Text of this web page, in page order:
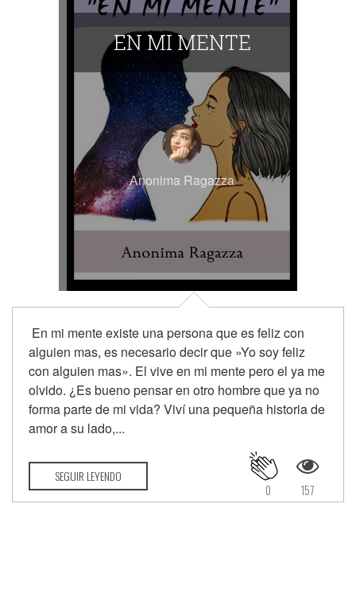
EN MI MENTE
Anonima Ragazza
En mi mente existe una persona que es feliz con
alguien mas, es necesario decir que »Yo soy feliz
con alguien mas». El vive en mi mente pero el ya me
olvido. ¿Es bueno pensar en otro hombre que ya no
forma parte de mi vida? Viví una pequeña historia de
amor a su lado,...
SEGUIR LEYENDO
157
0